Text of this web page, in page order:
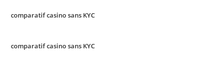
comparatif casino sans KYC
comparatif casino sans KYC